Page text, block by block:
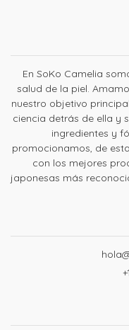
En SoKo Camelia
salud de la piel.
nuestro objetivo
ciencia detrás de ella y
ingredientes y
promocionamos, de
con los mejores
japonesas más